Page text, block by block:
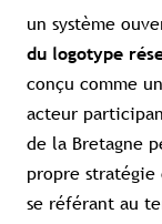
un système
du logotype
conçu comme
acteur
de la Bretagne
propre stratégie
se référant au